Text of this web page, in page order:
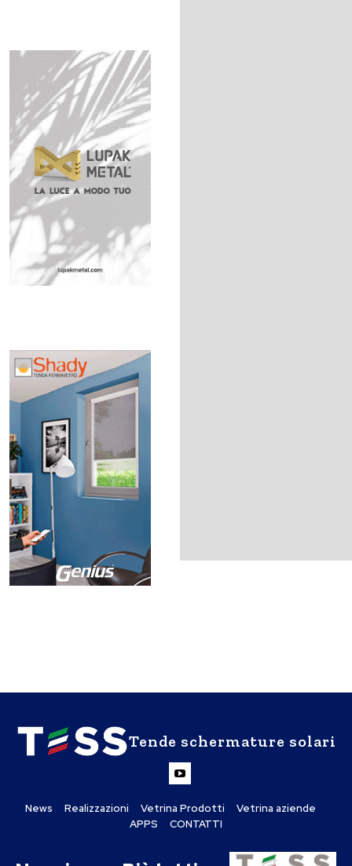
Tende schermature solari
News Realizzazioni Vetrina Prodotti
Vetrina aziende
APPS
CONTATTI